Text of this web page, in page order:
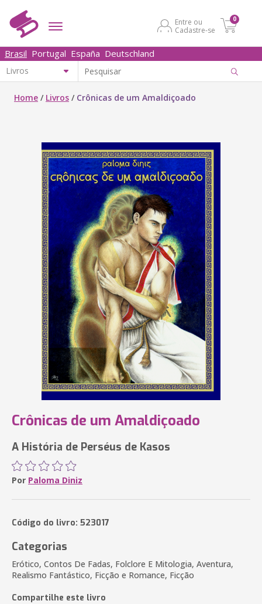
Entre ou
Cadastre-se
0
Brasil Portugal España Deutschland
Home / Livros / Crônicas de um Amaldiçoado
Crônicas de um Amaldiçoado
A História de Perséus de Kasos
Por Paloma Diniz
Código do livro: 523017
Categorias
Erótico, Contos De Fadas, Folclore E Mitologia, Aventura,
Realismo Fantástico, Ficção e Romance, Ficção
Compartilhe este livro